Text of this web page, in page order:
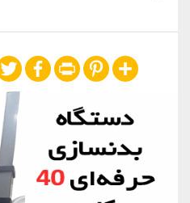
Share
Pinterest
Print
Facebook